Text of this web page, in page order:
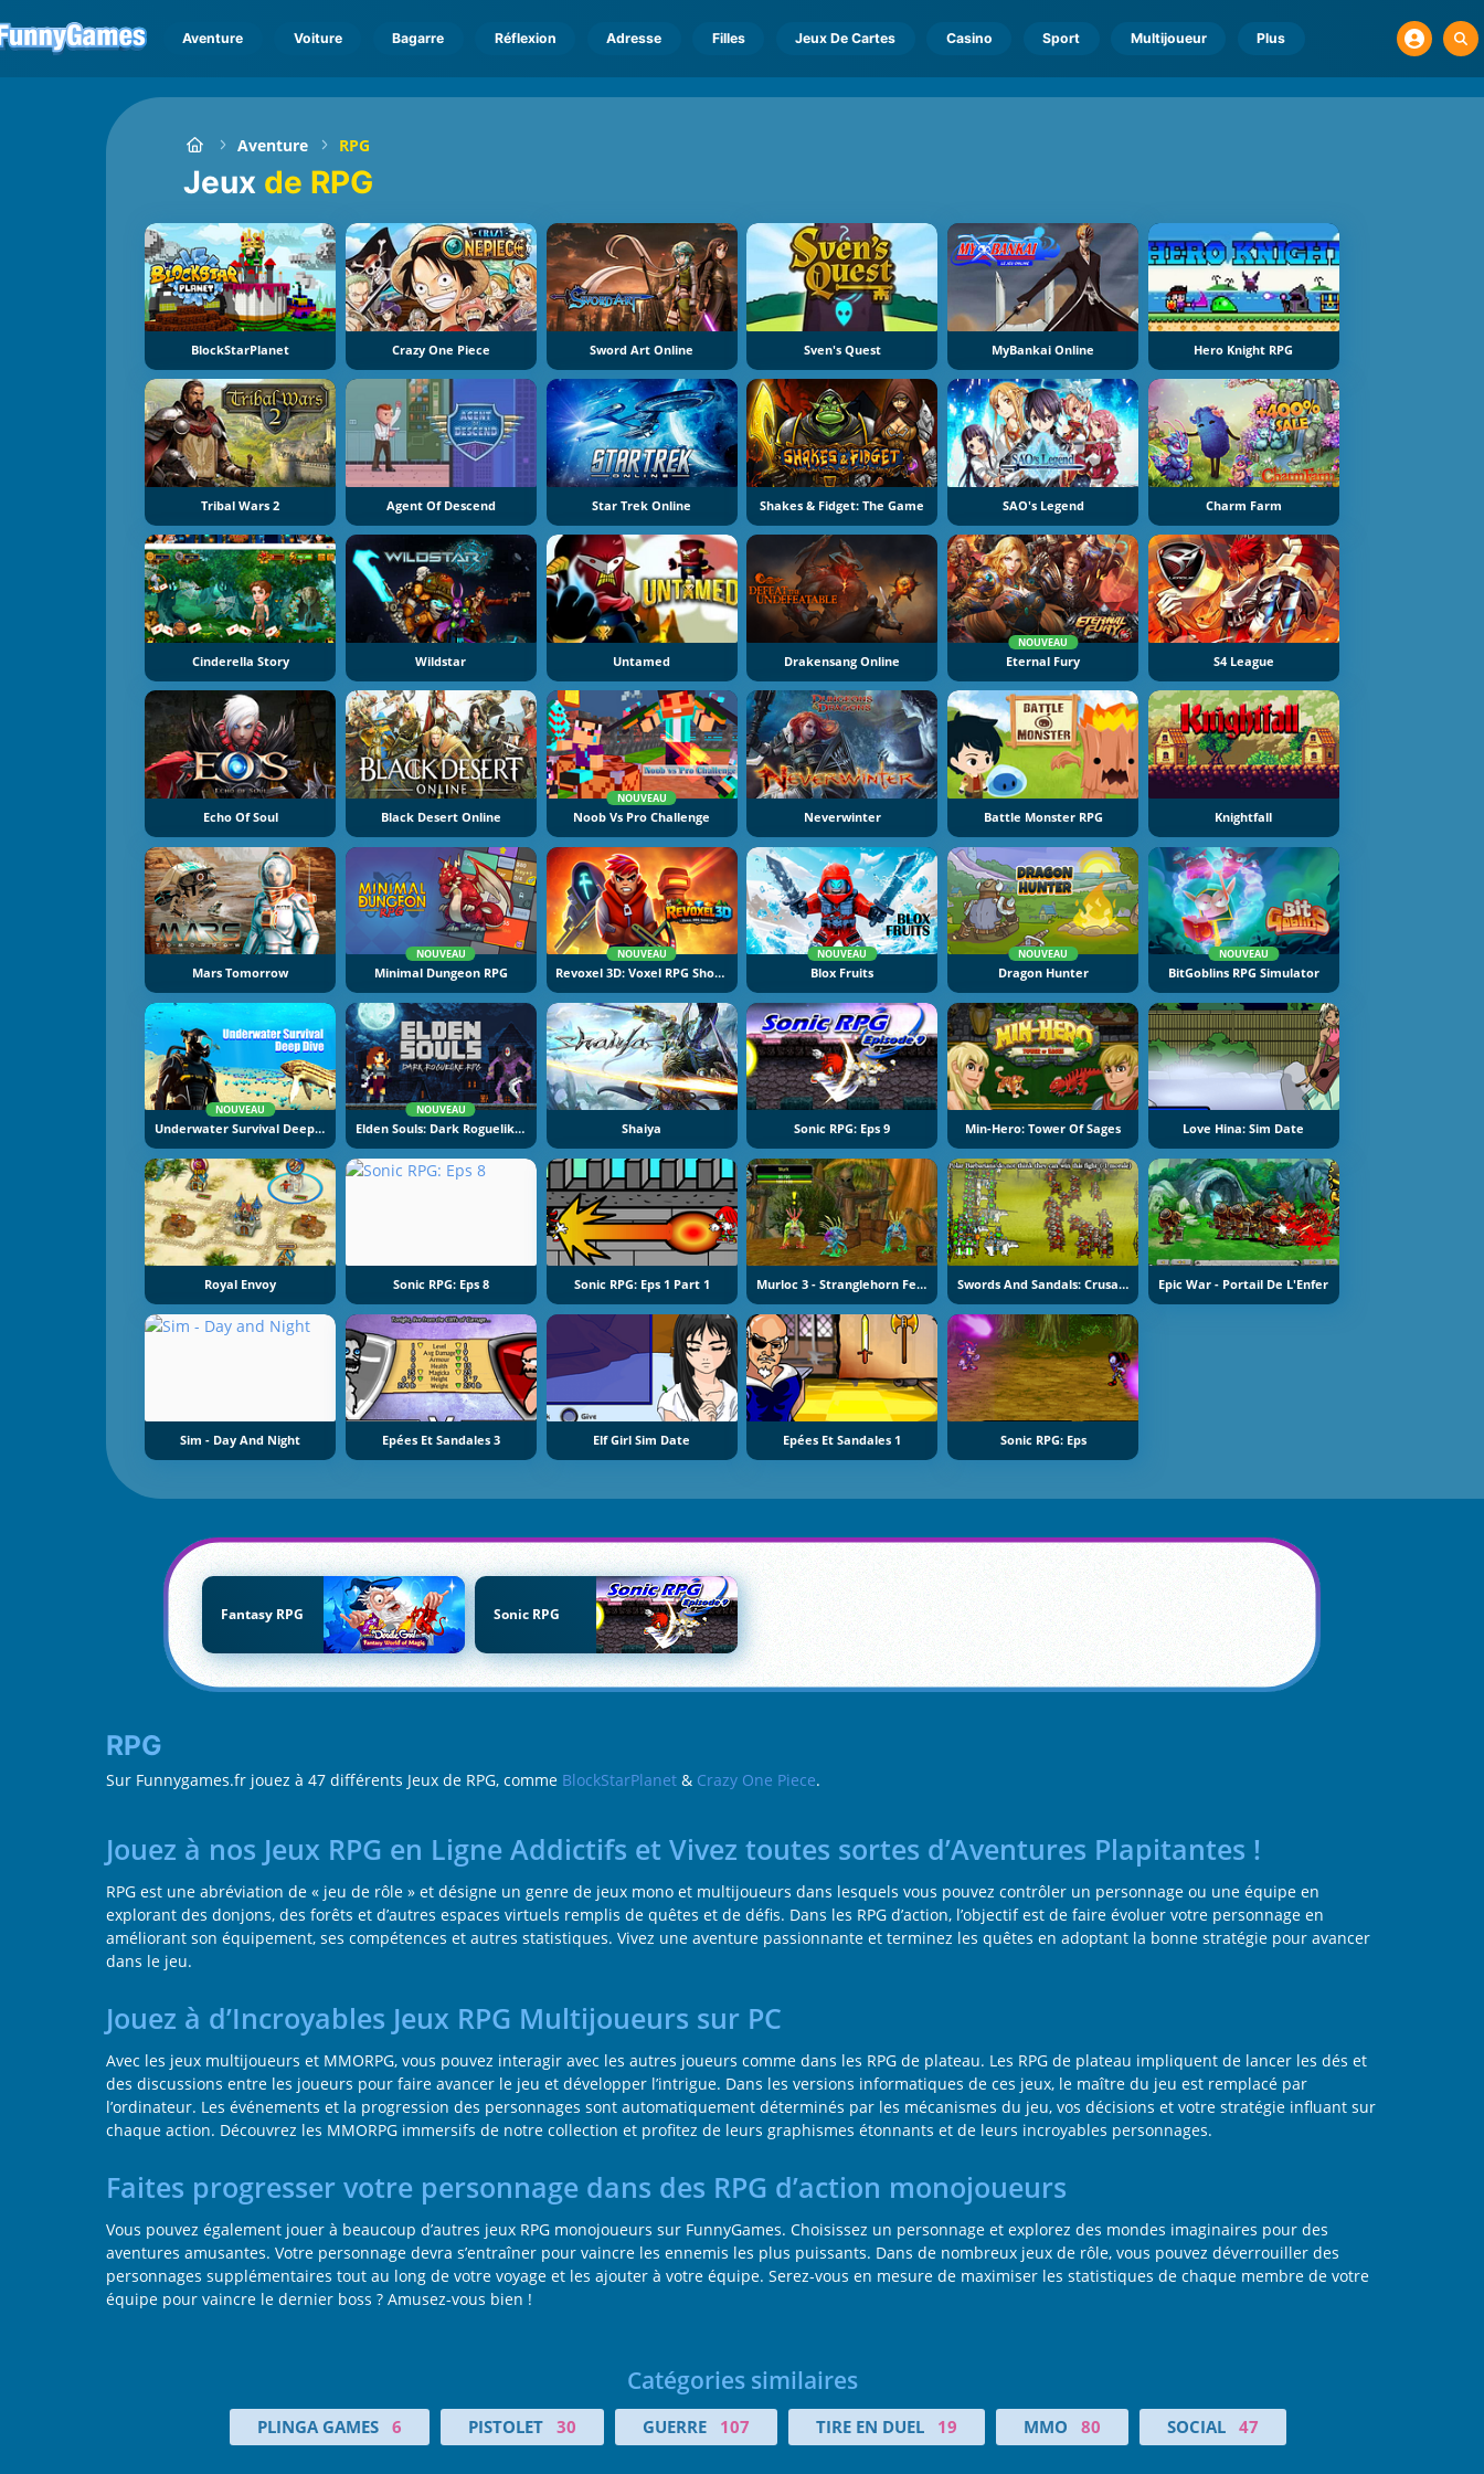
Aventure Voiture Bagarre Réflexion Adresse Filles Jeux De Cartes Casino Sport Multijoueur Plus
Aventure RPG
Jeux de RPG
BlockStarPlanet Crazy One Piece Sword Art Online Sven's Quest MyBankai Online Hero Knight RPG
Tribal Wars 2 Agent Of Descend Star Trek Online Shakes & Fidget: The Game SAO's Legend Charm Farm
Cinderella Story Wildstar Untamed Drakensang Online
NOUVEAU
Eternal Fury S4 League
Echo Of Soul Black Desert Online
NOUVEAU
Noob Vs Pro Challenge Neverwinter Battle Monster RPG Knightfall
Mars Tomorrow
NOUVEAU
Minimal Dungeon RPG
NOUVEAU
Revoxel 3D: Voxel RPG Shooter
NOUVEAU
Blox Fruits
NOUVEAU
Dragon Hunter
NOUVEAU
BitGoblins RPG Simulator
NOUVEAU
Underwater Survival Deep Dive
NOUVEAU
Elden Souls: Dark Roguelike RPG Shaiya Sonic RPG: Eps 9 Min-Hero: Tower Of Sages Love Hina: Sim Date
Royal Envoy Sonic RPG: Eps 8 Sonic RPG: Eps 1 Part 1 Murloc 3 - Stranglehorn Fever Swords And Sandals: Crusader Epic War - Portail De L'Enfer
Sim - Day And Night Epées Et Sandales 3 Elf Girl Sim Date Epées Et Sandales 1 Sonic RPG: Eps
Fantasy RPG Sonic RPG
RPG
Sur Funnygames.fr jouez à 47 différents Jeux de RPG, comme BlockStarPlanet & Crazy One Piece.
Jouez à nos Jeux RPG en Ligne Addictifs et Vivez toutes sortes d’Aventures Plapitantes !
RPG est une abréviation de « jeu de rôle » et désigne un genre de jeux mono et multijoueurs dans lesquels vous pouvez contrôler un personnage ou une équipe en
explorant des donjons, des forêts et d’autres espaces virtuels remplis de quêtes et de défis. Dans les RPG d’action, l’objectif est de faire évoluer votre personnage en
améliorant son équipement, ses compétences et autres statistiques. Vivez une aventure passionnante et terminez les quêtes en adoptant la bonne stratégie pour avancer
dans le jeu.
Jouez à d’Incroyables Jeux RPG Multijoueurs sur PC
Avec les jeux multijoueurs et MMORPG, vous pouvez interagir avec les autres joueurs comme dans les RPG de plateau. Les RPG de plateau impliquent de lancer les dés et
des discussions entre les joueurs pour faire avancer le jeu et développer l’intrigue. Dans les versions informatiques de ces jeux, le maître du jeu est remplacé par
l’ordinateur. Les événements et la progression des personnages sont automatiquement déterminés par les mécanismes du jeu, vos décisions et votre stratégie influant sur
chaque action. Découvrez les MMORPG immersifs de notre collection et profitez de leurs graphismes étonnants et de leurs incroyables personnages.
Faites progresser votre personnage dans des RPG d’action monojoueurs
Vous pouvez également jouer à beaucoup d’autres jeux RPG monojoueurs sur FunnyGames. Choisissez un personnage et explorez des mondes imaginaires pour des
aventures amusantes. Votre personnage devra s’entraîner pour vaincre les ennemis les plus puissants. Dans de nombreux jeux de rôle, vous pouvez déverrouiller des
personnages supplémentaires tout au long de votre voyage et les ajouter à votre équipe. Serez-vous en mesure de maximiser les statistiques de chaque membre de votre
équipe pour vaincre le dernier boss ? Amusez-vous bien !
Catégories similaires
PLINGA GAMES 6 PISTOLET 30 GUERRE 107 TIRE EN DUEL 19 MMO 80 SOCIAL 47